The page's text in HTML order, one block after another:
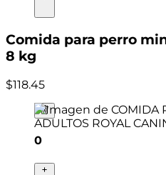
Comida para perro
8 kg
$118.45
0